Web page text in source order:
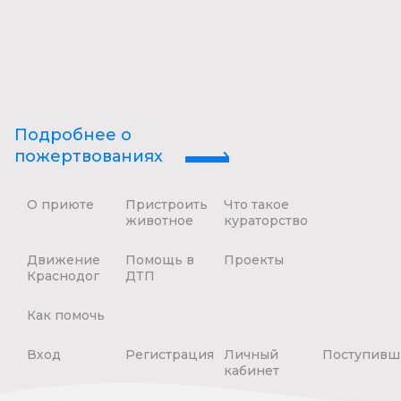
Подробнее о
пожертвованиях
О приюте
Пристроить
животное
Что такое
кураторство
Движение
Краснодог
Помощь в
ДТП
Проекты
Как помочь
Вход Регистрация
Личный
кабинет